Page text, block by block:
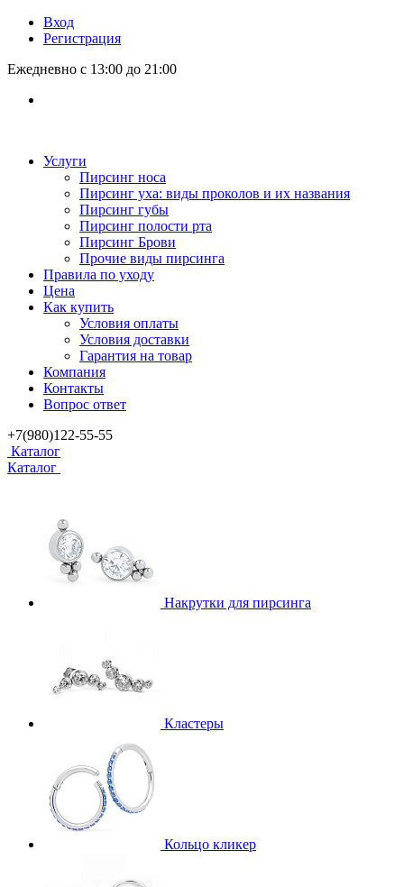
Вход
Регистрация
Ежедневно с 13:00 до 21:00
Услуги
Пирсинг носа
Пирсинг уха: виды проколов и их названия
Пирсинг губы
Пирсинг полости рта
Пирсинг Брови
Прочие виды пирсинга
Правила по уходу
Цена
Как купить
Условия оплаты
Условия доставки
Гарантия на товар
Компания
Контакты
Вопрос ответ
+7(980)122-55-55
Каталог
Каталог
Накрутки для пирсинга
Кластеры
Кольцо кликер